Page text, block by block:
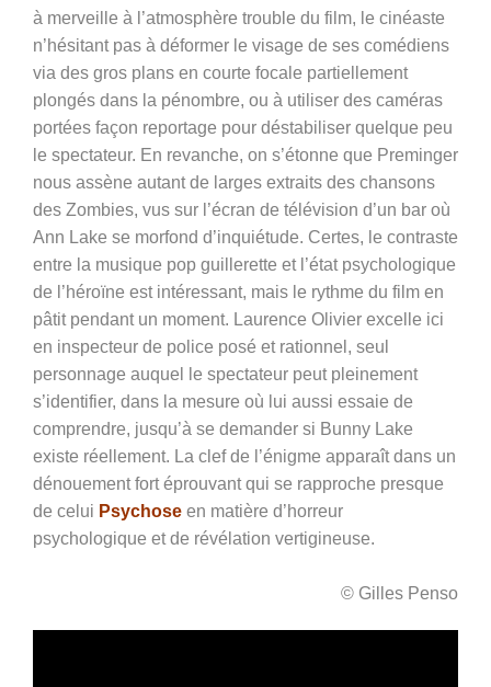
à merveille à l’atmosphère trouble du film, le cinéaste
n’hésitant pas à déformer le visage de ses comédiens
via des gros plans en courte focale partiellement
plongés dans la pénombre, ou à utiliser des caméras
portées façon reportage pour déstabiliser quelque peu
le spectateur. En revanche, on s’étonne que Preminger
nous assène autant de larges extraits des chansons
des Zombies, vus sur l’écran de télévision d’un bar où
Ann Lake se morfond d’inquiétude. Certes, le contraste
entre la musique pop guillerette et l’état psychologique
de l’héroïne est intéressant, mais le rythme du film en
pâtit pendant un moment. Laurence Olivier excelle ici
en inspecteur de police posé et rationnel, seul
personnage auquel le spectateur peut pleinement
s’identifier, dans la mesure où lui aussi essaie de
comprendre, jusqu’à se demander si Bunny Lake
existe réellement. La clef de l’énigme apparaît dans un
dénouement fort éprouvant qui se rapproche presque
de celui Psychose en matière d’horreur
psychologique et de révélation vertigineuse.
© Gilles Penso